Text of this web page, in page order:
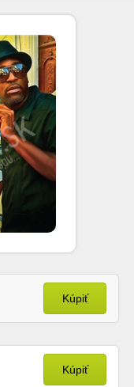
Kúpiť
Kúpiť